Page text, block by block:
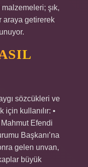
şık,
araya getirerek
sözcükleri ve
için kullanılır: •
Mahmut Efendi
Başkanı’na
gelen unvan,
büyük